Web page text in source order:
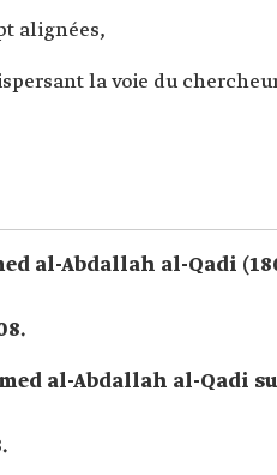
alignées,
la voie du
al-Abdallah al-Qadi
al-Abdallah al-Qadi